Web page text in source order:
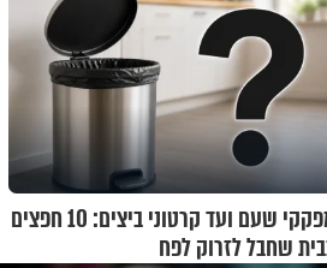
מפקקי שעם ועד קרטוני ביצים: 10 חפצים
שחבל לזרוק לפח